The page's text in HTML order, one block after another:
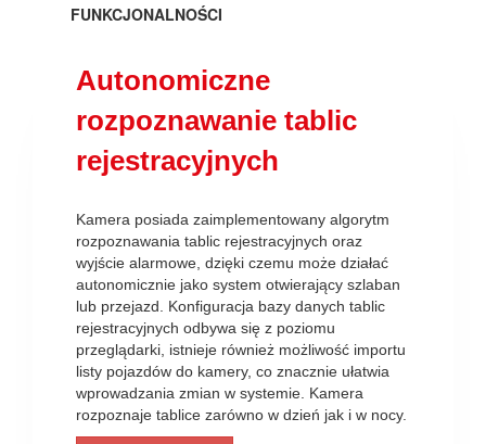
FUNKCJONALNOŚCI
Autonomiczne
rozpoznawanie tablic
rejestracyjnych
Kamera posiada zaimplementowany algorytm
rozpoznawania tablic rejestracyjnych oraz
wyjście alarmowe, dzięki czemu może działać
autonomicznie jako system otwierający szlaban
lub przejazd. Konfiguracja bazy danych tablic
rejestracyjnych odbywa się z poziomu
przeglądarki, istnieje również możliwość importu
listy pojazdów do kamery, co znacznie ułatwia
wprowadzania zmian w systemie. Kamera
rozpoznaje tablice zarówno w dzień jak i w nocy.